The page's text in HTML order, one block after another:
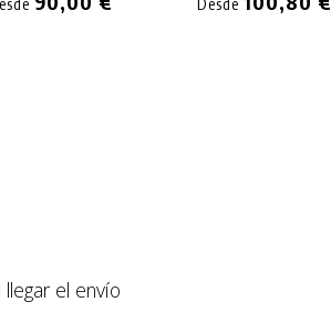
Desde
llegar el envío